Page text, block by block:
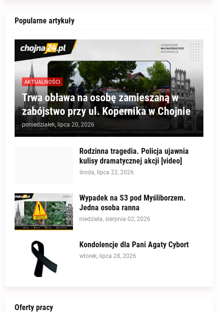
Popularne artykuły
AKTUALNOŚCI
Trwa obława na osobę zamieszaną w
zabójstwo przy ul. Kopernika w Chojnie
poniedziałek, lipca 20, 2026
Rodzinna tragedia. Policja ujawnia
kulisy dramatycznej akcji [video]
środa, lipca 22, 2026
Wypadek na S3 pod Myśliborzem.
Jedna osoba ranna
niedziela, sierpnia 02, 2026
Kondolencje dla Pani Agaty Cybort
wtorek, lipca 28, 2026
Oferty pracy